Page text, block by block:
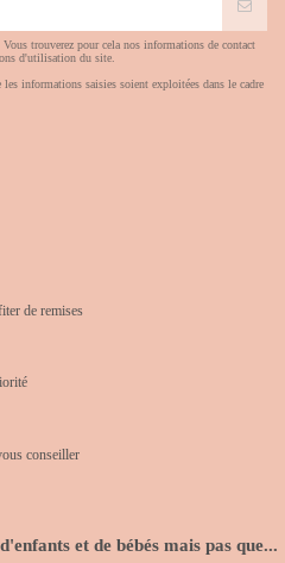
trouverez pour cela nos informations de contact
d'utilisation du site.
informations saisies soient exploitées dans le cadre
de remises
conseiller
et de bébés mais pas que...